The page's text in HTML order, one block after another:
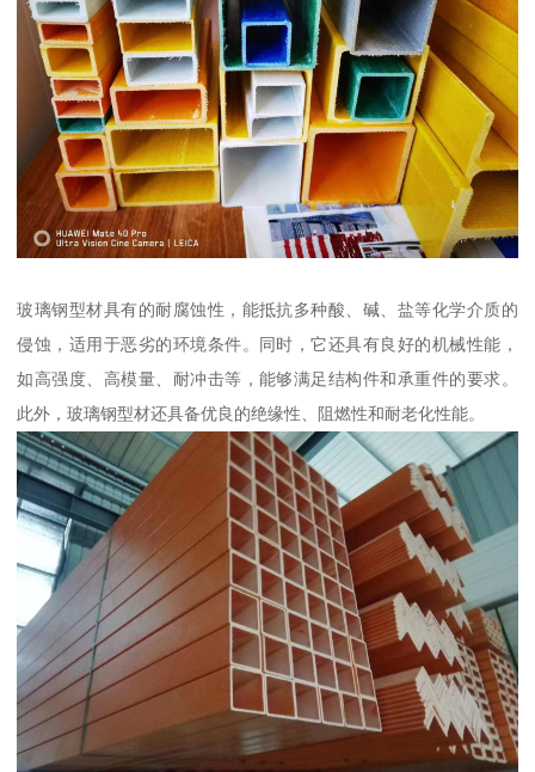
玻璃钢型材具有的耐腐蚀性，能抵抗多种酸、碱、盐等化学介质的
侵蚀，适用于恶劣的环境条件。同时，它还具有良好的机械性能，
如高强度、高模量、耐冲击等，能够满足结构件和承重件的要求。
此外，玻璃钢型材还具备优良的绝缘性、阻燃性和耐老化性能。